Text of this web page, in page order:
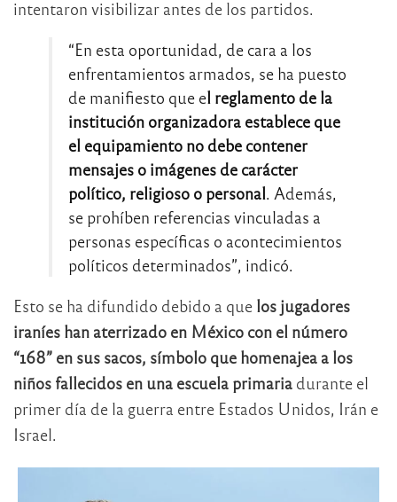
intentaron visibilizar antes de los partidos.
“En esta oportunidad, de cara a los
enfrentamientos armados, se ha puesto
de manifiesto que el reglamento de la
institución organizadora establece que
el equipamiento no debe contener
mensajes o imágenes de carácter
político, religioso o personal . Además,
se prohíben referencias vinculadas a
personas específicas o acontecimientos
políticos determinados”, indicó.
Esto se ha difundido debido a que los jugadores
iraníes han aterrizado en México con el número
“168” en sus sacos, símbolo que homenajea a los
niños fallecidos en una escuela primaria durante el
primer día de la guerra entre Estados Unidos, Irán e
Israel.